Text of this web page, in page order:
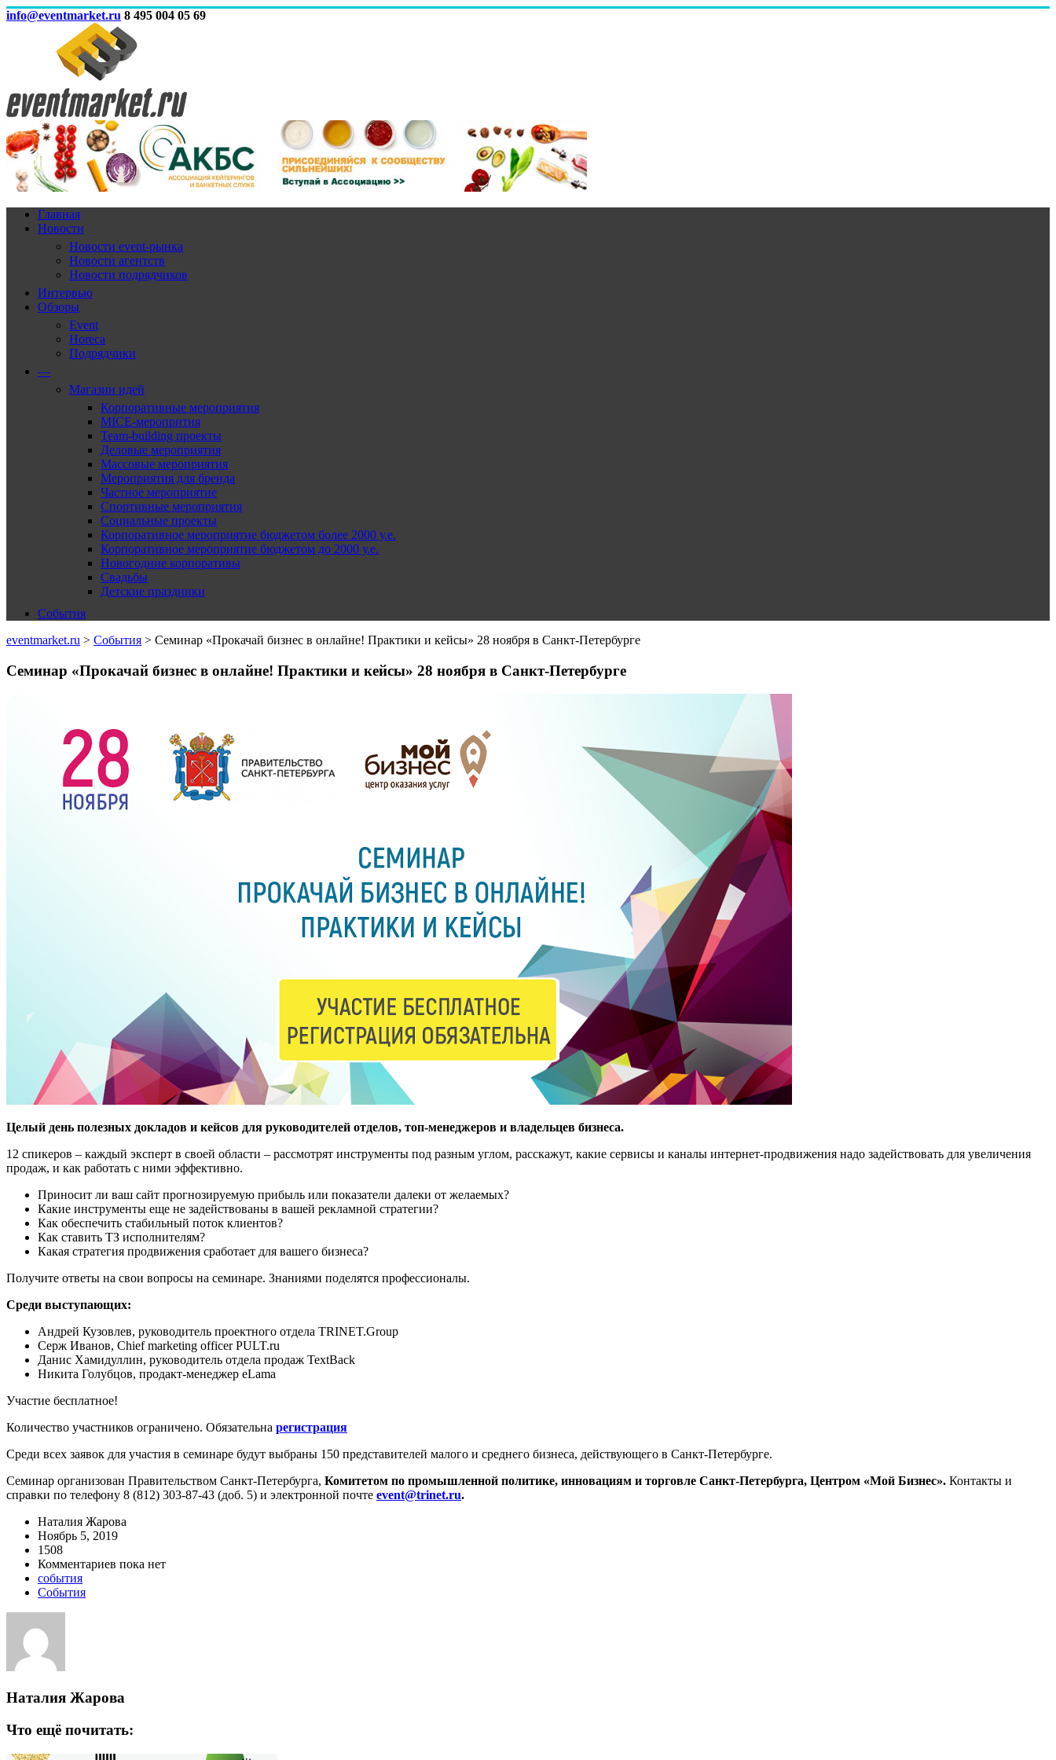
info@eventmarket.ru 8 495 004 05 69
Главная
Новости
Новости event-рынка
Новости агентств
Новости подрядчиков
Интервью
Обзоры
Event
Horeca
Подрядчики
—
Магазин идей
Корпоративные мероприятия
MICE-меропрития
Team-building проекты
Деловые мероприятия
Массовые мероприятия
Мероприятия для бренда
Частное мероприятие
Спортивные мероприятия
Социальные проекты
Корпоративное мероприятие бюджетом более 2000 у.е.
Корпоративное мероприятие бюджетом до 2000 у.е.
Новогодние корпоративы
Свадьбы
Детские праздники
События
eventmarket.ru > События > Семинар «Прокачай бизнес в онлайне! Практики и кейсы» 28 ноября в Санкт-Петербурге
Семинар «Прокачай бизнес в онлайне! Практики и кейсы» 28 ноября в Санкт-Петербурге
Целый день полезных докладов и кейсов для руководителей отделов, топ-менеджеров и владельцев бизнеса.
12 спикеров – каждый эксперт в своей области – рассмотрят инструменты под разным углом, расскажут, какие сервисы и каналы интернет-продвижения надо задействовать для увеличения
продаж, и как работать с ними эффективно.
Приносит ли ваш сайт прогнозируемую прибыль или показатели далеки от желаемых?
Какие инструменты еще не задействованы в вашей рекламной стратегии?
Как обеспечить стабильный поток клиентов?
Как ставить ТЗ исполнителям?
Какая стратегия продвижения сработает для вашего бизнеса?
Получите ответы на свои вопросы на семинаре. Знаниями поделятся профессионалы.
Среди выступающих:
Андрей Кузовлев, руководитель проектного отдела TRINET.Group
Серж Иванов, Chief marketing officer PULT.ru
Данис Хамидуллин, руководитель отдела продаж TextBack
Никита Голубцов, продакт-менеджер eLama
Участие бесплатное!
Количество участников ограничено. Обязательна регистрация
Среди всех заявок для участия в семинаре будут выбраны 150 представителей малого и среднего бизнеса, действующего в Санкт-Петербурге.
Семинар организован Правительством Санкт-Петербурга, Комитетом по промышленной политике, инновациям и торговле Санкт-Петербурга, Центром «Мой Бизнес». Контакты и
справки по телефону 8 (812) 303-87-43 (доб. 5) и электронной почте event@trinet.ru.
Наталия Жарова
Ноябрь 5, 2019
1508
Комментариев пока нет
события
События
Наталия Жарова
Что ещё почитать: